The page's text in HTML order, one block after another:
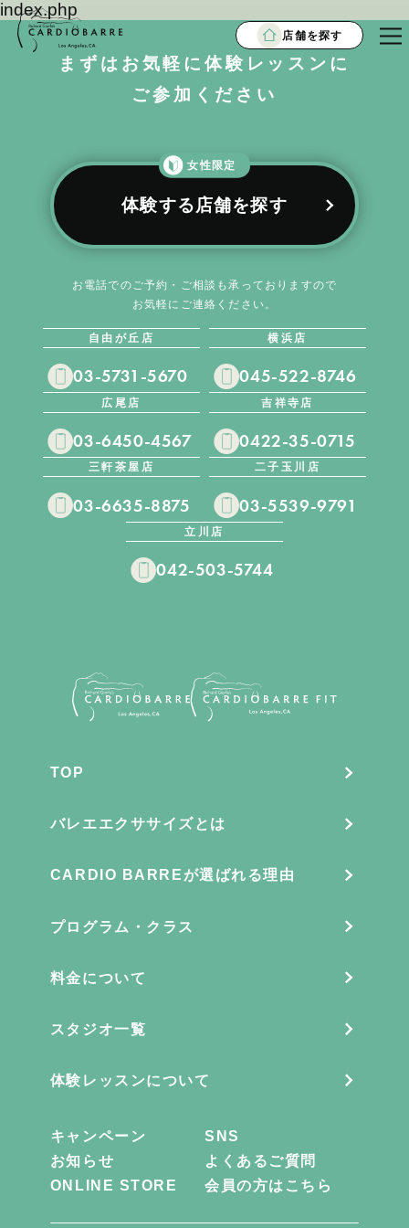
店舗を探す
index.php
まずはお気軽に体験レッスンに
ご参加ください
女性限定
体験する店舗を探す
お電話でのご予約・ご相談も承っておりますので
お気軽にご連絡ください。
自由が丘店
03-5731-5670
横浜店
045-522-8746
広尾店
03-6450-4567
吉祥寺店
0422-35-0715
三軒茶屋店
03-6635-8875
二子玉川店
03-5539-9791
立川店
042-503-5744
TOP
バレエエクササイズとは
CARDIO BARREが選ばれる理由
プログラム・クラス
料金について
スタジオ一覧
体験レッスンについて
キャンペーン
SNS
お知らせ
よくあるご質問
ONLINE STORE
会員の方はこちら